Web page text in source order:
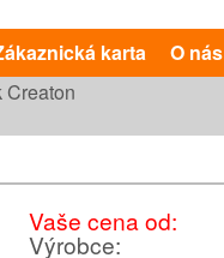
karta O nás
Creaton
Vaše cena od:
Výrobce: